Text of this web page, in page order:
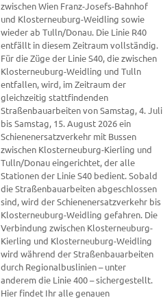
zwischen Wien Franz-Josefs-Bahnhof
und Klosterneuburg-Weidling sowie
wieder ab Tulln/Donau. Die Linie R40
entfällt in diesem Zeitraum vollständig.
Für die Züge der Linie S40, die zwischen
Klosterneuburg-Weidling und Tulln
entfallen, wird, im Zeitraum der
gleichzeitig stattfindenden
Straßenbauarbeiten von Samstag, 4. Juli
bis Samstag, 15. August 2026 ein
Schienenersatzverkehr mit Bussen
zwischen Klosterneuburg-Kierling und
Tulln/Donau eingerichtet, der alle
Stationen der Linie S40 bedient. Sobald
die Straßenbauarbeiten abgeschlossen
sind, wird der Schienenersatzverkehr bis
Klosterneuburg-Weidling gefahren. Die
Verbindung zwischen Klosterneuburg-
Kierling und Klosterneuburg-Weidling
wird während der Straßenbauarbeiten
durch Regionalbuslinien – unter
anderem die Linie 400 – sichergestellt.
Hier findet Ihr alle genauen